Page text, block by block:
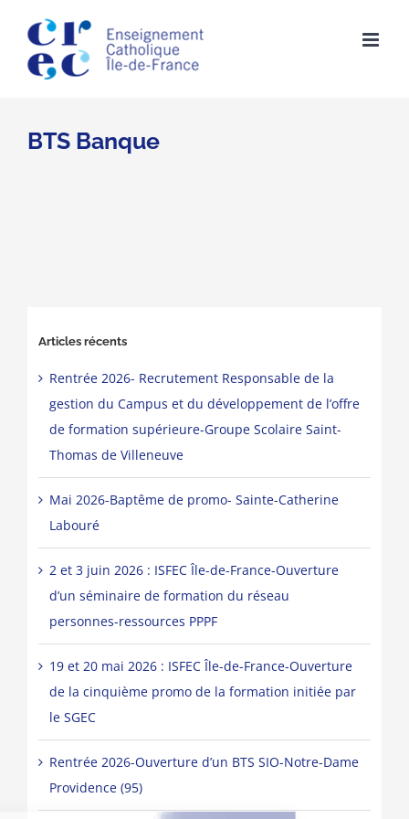
content
BTS Banque
Articles récents
Rentrée 2026- Recrutement Responsable de la
gestion du Campus et du développement de l’offre
de formation supérieure-Groupe Scolaire Saint-
Thomas de Villeneuve
Mai 2026-Baptême de promo- Sainte-Catherine
Labouré
2 et 3 juin 2026 : ISFEC Île-de-France-Ouverture
d’un séminaire de formation du réseau
personnes-ressources PPPF
19 et 20 mai 2026 : ISFEC Île-de-France-Ouverture
de la cinquième promo de la formation initiée par
le SGEC
Rentrée 2026-Ouverture d’un BTS SIO-Notre-Dame
Providence (95)